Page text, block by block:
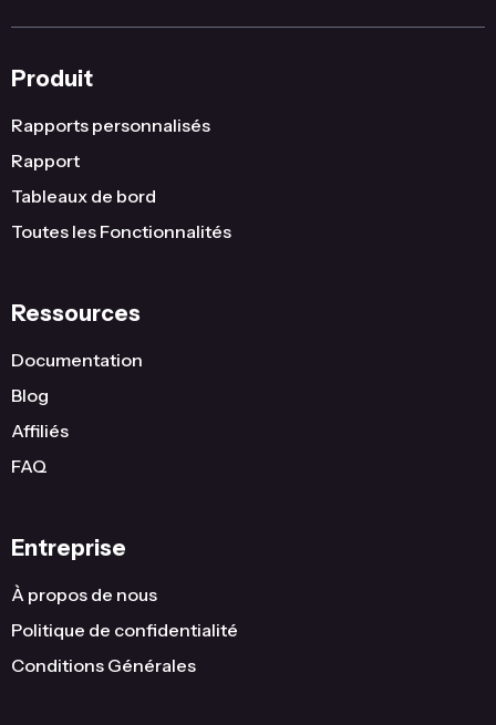
Produit
Rapports personnalisés
Rapport
Tableaux de bord
Toutes les Fonctionnalités
Ressources
Documentation
Blog
Affiliés
FAQ
Entreprise
À propos de nous
Politique de confidentialité
Conditions Générales